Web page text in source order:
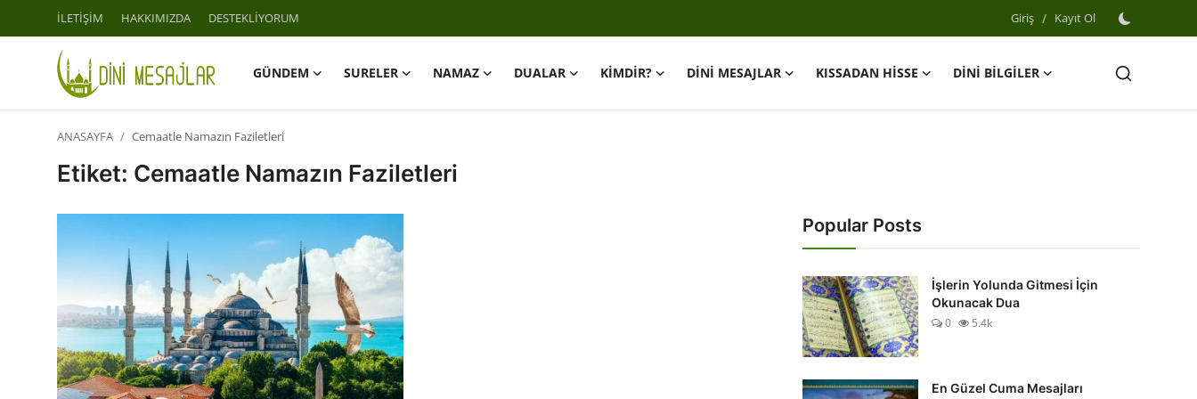
İLETİŞİM HAKKIMIZDA DESTEKLİYORUM Giriş / Kayıt Ol
GÜNDEM SURELER NAMAZ DUALAR KİMDİR? DİNİ MESAJLAR KISSADAN HİSSE
DİNİ BİLGİLER
Giriş
HAKKIMIZDA
DESTEKLİYORUM
SURELER
NAMAZ
ANASAYFA Cemaatle Namazın Faziletleri
Etiket: Cemaatle Namazın Faziletleri
Popular Posts
İşlerin Yolunda Gitmesi İçin
Okunacak Dua
0
5.4k
En Güzel Cuma Mesajları